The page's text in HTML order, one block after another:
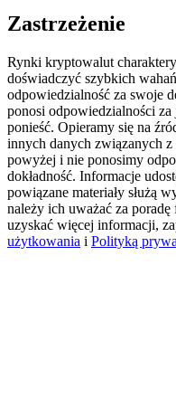
Precious Metals
Trade Gold & Silver ·
USDT New User
USDT Flexible
Zastrzeżenie
Rynki kryptowalut
doświadczyć szybkich
odpowiedzialność za swoje
ponosi odpowiedzialności
ponieść. Opieramy się na
innych danych związanych
powyżej i nie ponosimy
dokładność. Informacje
powiązane materiały służą
należy ich uważać za
uzyskać więcej informacji,
użytkowania i Polityką